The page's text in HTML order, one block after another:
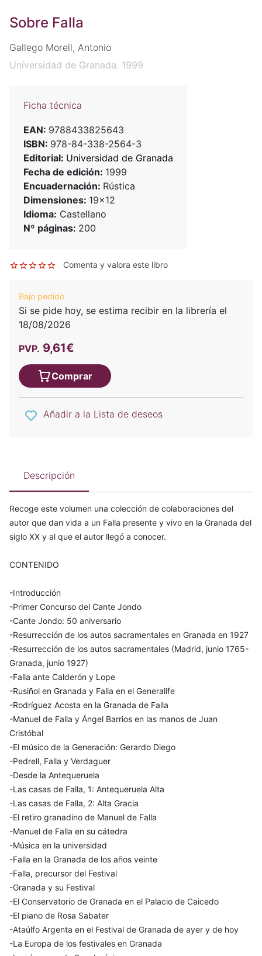
Sobre Falla
Gallego Morell, Antonio
Universidad de Granada. 1999
Ficha técnica
EAN: 9788433825643
ISBN: 978-84-338-2564-3
Editorial: Universidad de Granada
Fecha de edición: 1999
Encuadernación: Rústica
Dimensiones: 19x12
Idioma: Castellano
Nº páginas: 200
Comenta y valora este libro
Bajo pedido
Si se pide hoy, se estima recibir en la librería el
18/08/2026
PVP. 9,61€
Comprar
Añadir a la Lista de deseos
Descripción
Recoge este volumen una colección de colaboraciones del
autor que dan vida a un Falla presente y vivo en la Granada del
siglo XX y al que el autor llegó a conocer.
CONTENIDO
-Introducción
-Primer Concurso del Cante Jondo
-Cante Jondo: 50 aniversario
-Resurrección de los autos sacramentales en Granada en 1927
-Resurrección de los autos sacramentales (Madrid, junio 1765-
Granada, junio 1927)
-Falla ante Calderón y Lope
-Rusiñol en Granada y Falla en el Generalife
-Rodríguez Acosta en la Granada de Falla
-Manuel de Falla y Ángel Barrios en las manos de Juan
Cristóbal
-El músico de la Generación: Gerardo Diego
-Pedrell, Falla y Verdaguer
-Desde la Antequeruela
-Las casas de Falla, 1: Antequeruela Alta
-Las casas de Falla, 2: Alta Gracia
-El retiro granadino de Manuel de Falla
-Manuel de Falla en su cátedra
-Música en la universidad
-Falla en la Granada de los años veinte
-Falla, precursor del Festival
-Granada y su Festival
-El Conservatorio de Granada en el Palacio de Caicedo
-El piano de Rosa Sabater
-Ataúlfo Argenta en el Festival de Granada de ayer y de hoy
-La Europa de los festivales en Granada